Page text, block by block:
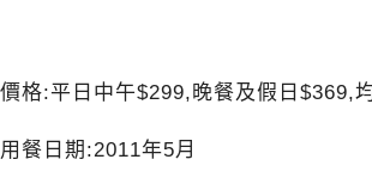
價格:平日中午$299,晚餐及假日$369,
用餐日期:2011年5月